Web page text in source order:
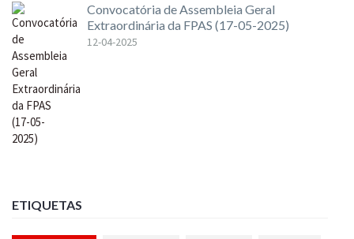
Convocatória de Assembleia Geral
Extraordinária da FPAS (17-05-2025)
12-04-2025
ETIQUETAS